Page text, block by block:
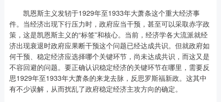
凯恩斯主义发轫于1929年至1933年大萧条这个重大经济事
件。当经济出现下行压力时，政府应当干预，甚至可以采取赤字政
策，这是凯恩斯主义的“标签”和核心。当前，经济学各大流派就经
济出现衰退时政府应果断干预这个问题已经达成共识。但就政府如
何干预、稳定经济应选择哪个关键环节，尚未达成共识，而这又是
不容回避的问题。要正确认识稳定经济的关键环节在哪里，需要反
思1929年至1933年大萧条的来龙去脉，反思罗斯福新政。这其中
有不少误解，从而扰乱了政府稳定经济主攻方向的确定。